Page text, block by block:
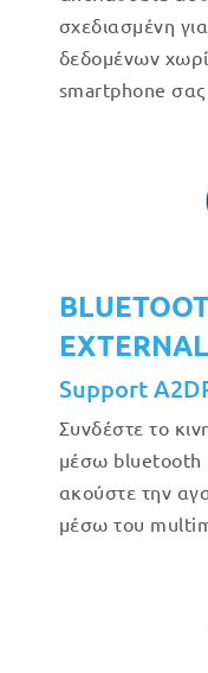
σχεδιασμένη
δεδομένων
smartphone σας
Support
Συνδέστε το
μέσω bluetooth
ακούστε την
μέσω του